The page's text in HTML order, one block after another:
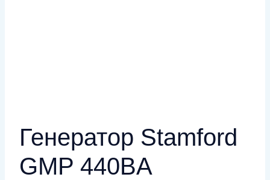
Генератор Stamford
GMP 440BA